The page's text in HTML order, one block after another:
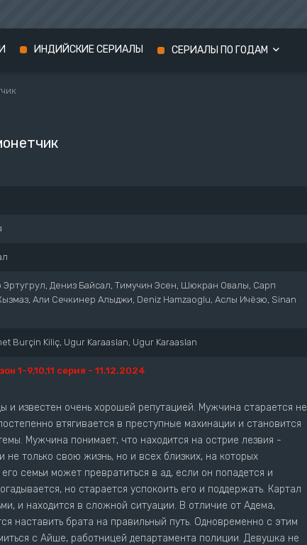
Эртугрул, Дениз Байсал, Тимучин Эсен, Шюкран Овалы, Сарп
Али Сечкинер Алыджи, Deniz Hamzaoglu, Аслы Ичёзю, Sinan
Burçin Kiliç, Ugur Karaaslan, Ugur Karaaslan
1-9,10,11 серия - 11.12.2024
и известен очень хорошей репутацией. Мужчина старается не
втягивается в преступные махинации и становится
Мужчина понимает, что находится на острие лезвия -
только свою жизнь, но и всех близких, на которых
семьи может превратиться в ад, если он попадется и
но старается успокоить его и поддержать. Картал
и находится в сложной ситуации. В отличие от Адема,
наставить брата на правильный путь. Одновременно с этим
с Айше, работницей департамента полиции. Девушка не
ИНДИЙСКИЕ СЕРИАЛЫ СЕРИАЛЫ ПО ГОДАМ